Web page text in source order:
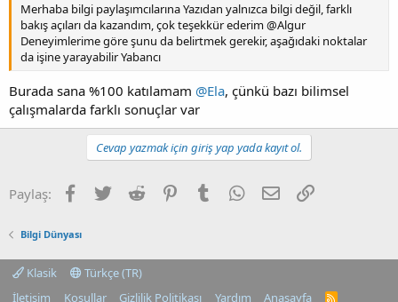
Merhaba bilgi paylaşımcılarına Yazıdan yalnızca bilgi değil, farklı
bakış açıları da kazandım, çok teşekkür ederim @Algur
Deneyimlerime göre şunu da belirtmek gerekir, aşağıdaki noktalar
da işine yarayabilir Yabancı
Burada sana %100 katılamam @Ela, çünkü bazı bilimsel
çalışmalarda farklı sonuçlar var
Cevap yazmak için giriş yap yada kayıt ol.
Paylaş: Facebook
TwitterReddit PinterestTumblrWhatsApp
E-postaLink
Bilgi Dünyası
Klasik
Türkçe (TR)
İletişim
Koşullar Gizlilik Politikası Yardım Anasayfa R